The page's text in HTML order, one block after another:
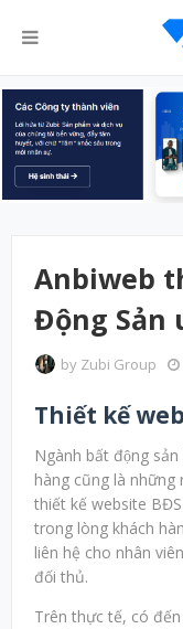
Anbiweb
Động Sản
by Zubi Group
Thiết kế
Ngành bất động
hàng cũng là những
thiết kế website
trong lòng khách
liên hệ cho nhân
đối thủ.
Trên thực tế, có